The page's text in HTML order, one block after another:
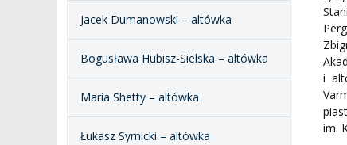
Jacek Dumanowski – altówka
Bogusława Hubisz-Sielska – altówka
Maria Shetty – altówka
Łukasz Syrnicki – altówka
i
im.